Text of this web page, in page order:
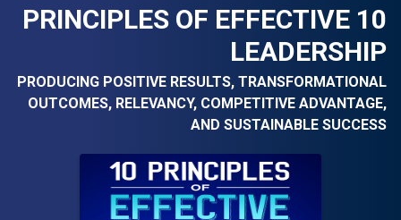
10 PRINCIPLES OF EFFECTIVE
LEADERSHIP
PRODUCING POSITIVE RESULTS, TRANSFORMATIONAL
OUTCOMES, RELEVANCY, COMPETITIVE ADVANTAGE,
AND SUSTAINABLE SUCCESS